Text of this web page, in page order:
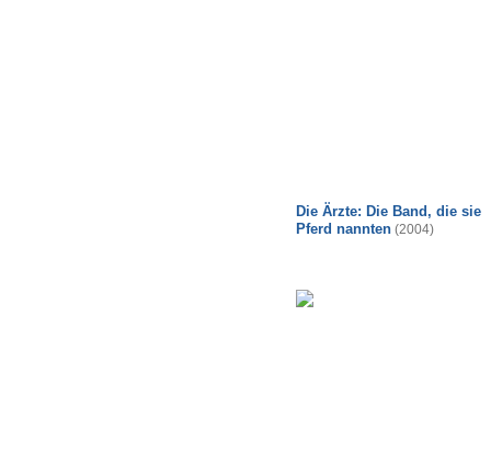
Die Ärzte: Die Band, die sie
Pferd nannten (2004)